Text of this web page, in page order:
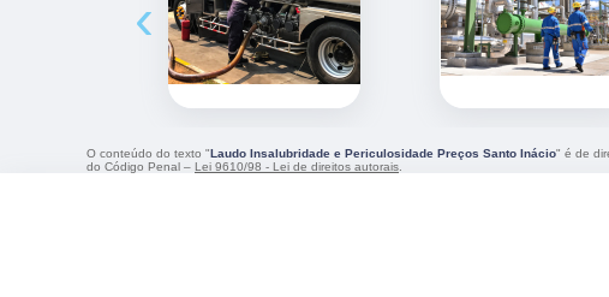
‹
O conteúdo do texto "Laudo Insalubridade e Periculosidade Preços Santo Inácio" é de
do Código Penal – Lei 9610/98 - Lei de direitos autorais